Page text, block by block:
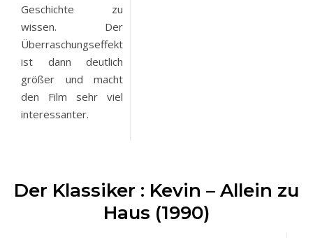
Geschichte zu
wissen. Der
Überraschungseffekt
ist dann deutlich
größer und macht
den Film sehr viel
interessanter.
Der Klassiker : Kevin – Allein zu
Haus (1990)